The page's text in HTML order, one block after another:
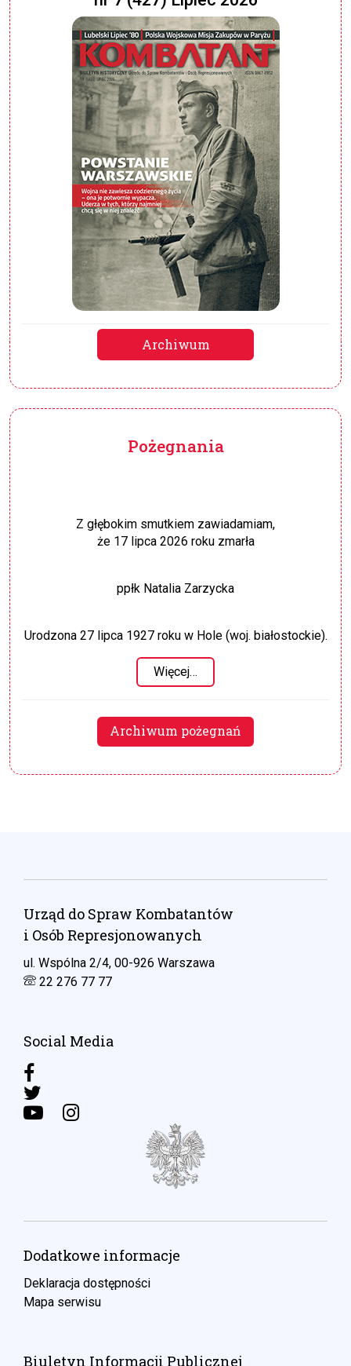
Archiwum
Pożegnania
Z głębokim smutkiem zawiadamiam,
że 17 lipca 2026 roku zmarła
ppłk Natalia Zarzycka
Urodzona 27 lipca 1927 roku w Hole (woj. białostockie).
Więcej…
Archiwum pożegnań
Urząd do Spraw Kombatantów
i Osób Represjonowanych
ul. Wspólna 2/4, 00-926 Warszawa
22 276 77 77
Social Media
Dodatkowe informacje
Deklaracja dostępności
Mapa serwisu
Biuletyn Informacji Publicznej